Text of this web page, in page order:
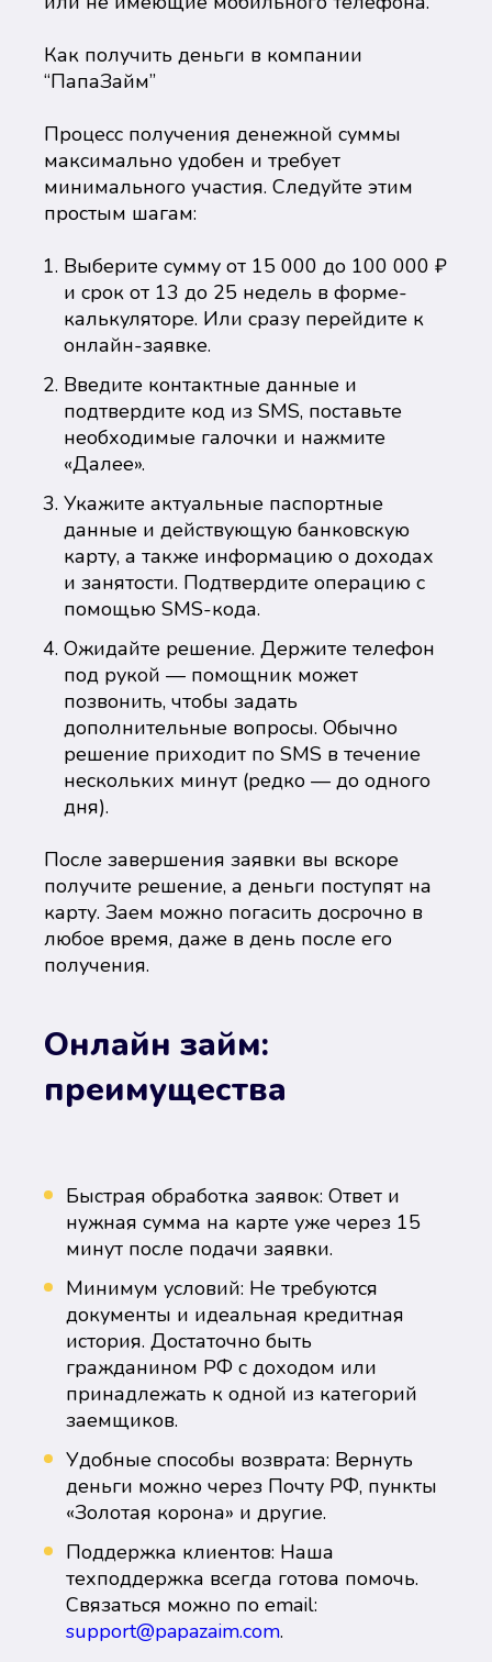
Как получить деньги в компании
“ПапаЗайм”
Процесс получения денежной суммы
максимально удобен и требует
минимального участия. Следуйте этим
простым шагам:
Выберите сумму от 15 000 до 100 000 ₽
и срок от 13 до 25 недель в форме-
калькуляторе. Или сразу перейдите к
онлайн-заявке.
Введите контактные данные и
подтвердите код из SMS, поставьте
необходимые галочки и нажмите
«Далее».
Укажите актуальные паспортные
данные и действующую банковскую
карту, а также информацию о доходах
и занятости. Подтвердите операцию с
помощью SMS-кода.
Ожидайте решение. Держите телефон
под рукой — помощник может
позвонить, чтобы задать
дополнительные вопросы. Обычно
решение приходит по SMS в течение
нескольких минут (редко — до одного
дня).
После завершения заявки вы вскоре
получите решение, а деньги поступят на
карту. Заем можно погасить досрочно в
любое время, даже в день после его
получения.
Онлайн займ:
преимущества
Быстрая обработка заявок: Ответ и
нужная сумма на карте уже через 15
минут после подачи заявки.
Минимум условий: Не требуются
документы и идеальная кредитная
история. Достаточно быть
гражданином РФ с доходом или
принадлежать к одной из категорий
заемщиков.
Удобные способы возврата: Вернуть
деньги можно через Почту РФ, пункты
«Золотая корона» и другие.
Поддержка клиентов: Наша
техподдержка всегда готова помочь.
Связаться можно по email:
support@papazaim.com.